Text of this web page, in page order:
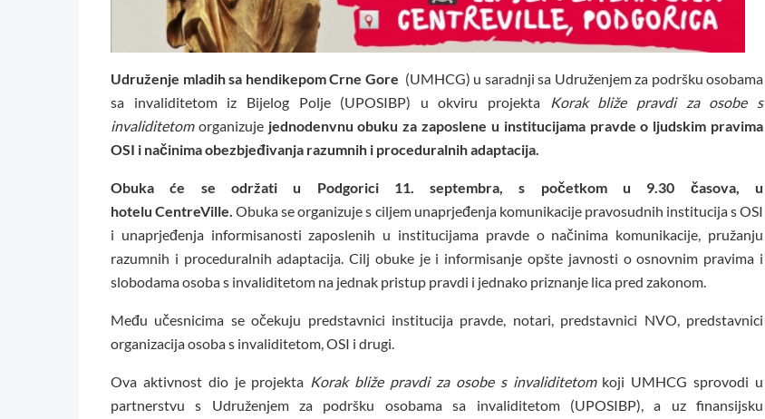
Udruženje mladih sa hendikepom Crne Gore (UMHCG) u saradnji sa Udruženjem za podršku osobama
sa invaliditetom iz Bijelog Polje (UPOSIBP) u okviru projekta
Korak bliže pravdi za osobe s
invaliditetomorganizuje jednodenvnuobukuzazaposlene u institucijama pravde o ljudskim pravima
OSI i načinimaobezbjeđivanja razumnih i proceduralnihadaptacija.
Obuka će se održati u Podgorici 11. septembra, s početkom u 9.30 časova, u
hoteluCentreVille.Obuka se organizuje s ciljem unaprjeđenja komunikacije pravosudnih institucija s OSI
i unaprjeđenja informisanosti zaposlenih u institucijama pravde o načinima komunikacije, pružanju
razumnih i proceduralnih adaptacija. Cilj obuke je i informisanje opšte javnosti o osnovnim pravima i
slobodama osoba s invaliditetom na jednak pristup pravdi i jednako priznanje lica pred zakonom.
Među učesnicima se očekuju predstavnici institucija pravde, notari, predstavnici NVO, predstavnici
organizacija osoba s invaliditetom, OSI i drugi.
Ova aktivnost dio je projekta Korak bliže pravdi za osobe s invaliditetomkoji UMHCG sprovodi u
partnerstvu s Udruženjem za podršku osobama sa invaliditetom (UPOSIBP), a uz finansijsku